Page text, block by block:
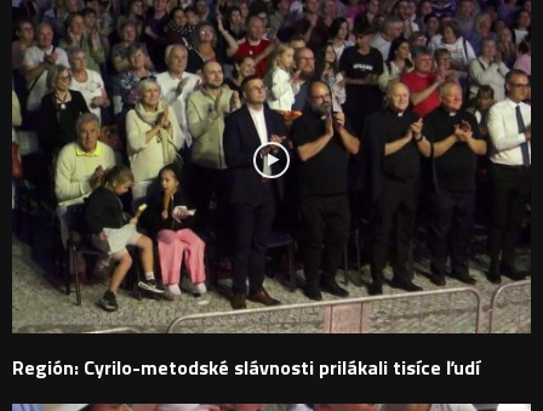
Región: Cyrilo-metodské slávnosti prilákali tisíce ľudí